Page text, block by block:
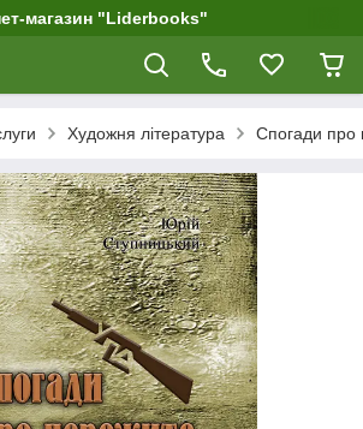
магазин "Liderbooks"
Художня література Спогади про